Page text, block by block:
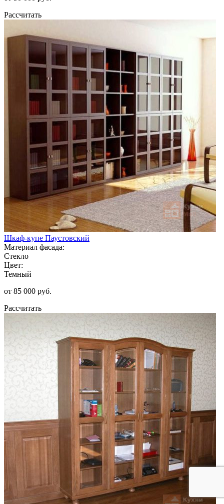
Рассчитать
Шкаф-купе Паустовский
Материал фасада:
Стекло
Цвет:
Темный
от 85 000 руб.
Рассчитать